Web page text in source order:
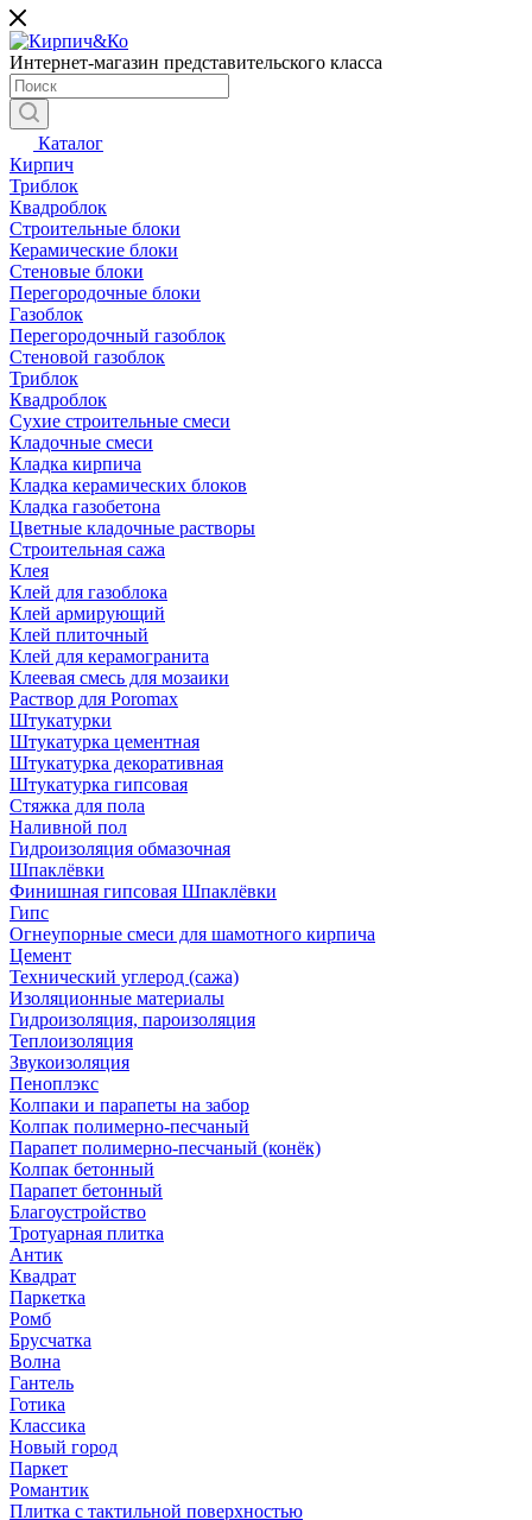
Интернет-магазин представительского класса
Каталог
Кирпич
Триблок
Квадроблок
Строительные блоки
Керамические блоки
Стеновые блоки
Перегородочные блоки
Газоблок
Перегородочный газоблок
Стеновой газоблок
Триблок
Квадроблок
Сухие строительные смеси
Кладочные смеси
Кладка кирпича
Кладка керамических блоков
Кладка газобетона
Цветные кладочные растворы
Строительная сажа
Клея
Клей для газоблока
Клей армирующий
Клей плиточный
Клей для керамогранита
Клеевая смесь для мозаики
Раствор для Poromax
Штукатурки
Штукатурка цементная
Штукатурка декоративная
Штукатурка гипсовая
Стяжка для пола
Наливной пол
Гидроизоляция обмазочная
Шпаклёвки
Финишная гипсовая Шпаклёвки
Гипс
Огнеупорные смеси для шамотного кирпича
Цемент
Технический углерод (сажа)
Изоляционные материалы
Гидроизоляция, пароизоляция
Теплоизоляция
Звукоизоляция
Пеноплэкс
Колпаки и парапеты на забор
Колпак полимерно-песчаный
Парапет полимерно-песчаный (конёк)
Колпак бетонный
Парапет бетонный
Благоустройство
Тротуарная плитка
Антик
Квадрат
Паркетка
Ромб
Брусчатка
Волна
Гантель
Готика
Классика
Новый город
Паркет
Романтик
Плитка с тактильной поверхностью